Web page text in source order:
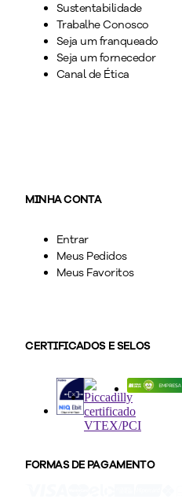
Sustentabilidade
Trabalhe Conosco
Seja um franqueado
Seja um fornecedor
Canal de Ética
MINHA CONTA
Entrar
Meus Pedidos
Meus Favoritos
CERTIFICADOS E SELOS
FORMAS DE PAGAMENTO